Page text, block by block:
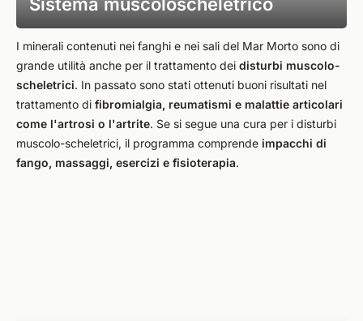
I minerali contenuti nei fanghi e nei sali del Mar Morto sono di
grande utilità anche per il trattamento dei disturbi muscolo-
scheletrici. In passato sono stati ottenuti buoni risultati nel
trattamento di fibromialgia, reumatismi e malattie articolari
come l'artrosi o l'artrite. Se si segue una cura per i disturbi
muscolo-scheletrici, il programma comprende impacchi di
fango, massaggi, esercizi e fisioterapia.